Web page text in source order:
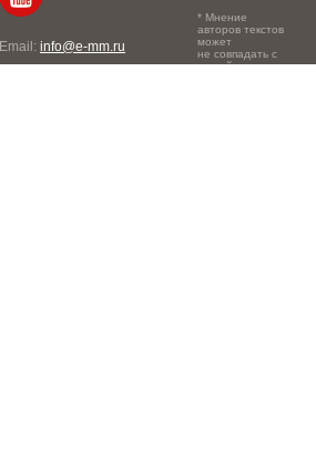
Email: info@e-mm.ru
* Мнение
авторов текстов
может
не совпадать с
точкой зрения